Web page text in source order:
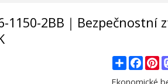
1150-2BB｜Bezpečnostní
Share
Ekonomické